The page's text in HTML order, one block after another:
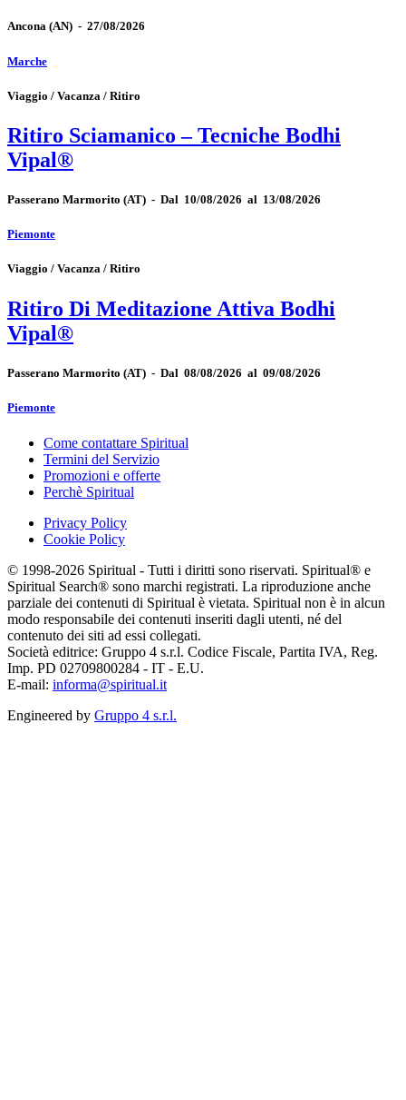
Ancona (AN) - 27/08/2026
Marche
Viaggio / Vacanza / Ritiro
Ritiro Sciamanico – Tecniche Bodhi
Vipal®
Passerano Marmorito (AT) - Dal 10/08/2026 al 13/08/2026
Piemonte
Viaggio / Vacanza / Ritiro
Ritiro Di Meditazione Attiva Bodhi
Vipal®
Passerano Marmorito (AT) - Dal 08/08/2026 al 09/08/2026
Piemonte
Come contattare Spiritual
Termini del Servizio
Promozioni e offerte
Perchè Spiritual
Privacy Policy
Cookie Policy
© 1998-2026 Spiritual - Tutti i diritti sono riservati. Spiritual® e
Spiritual Search® sono marchi registrati. La riproduzione anche
parziale dei contenuti di Spiritual è vietata. Spiritual non è in alcun
modo responsabile dei contenuti inseriti dagli utenti, né del
contenuto dei siti ad essi collegati.
Società editrice: Gruppo 4 s.r.l. Codice Fiscale, Partita IVA, Reg.
Imp. PD 02709800284 - IT - E.U.
E-mail: informa@spiritual.it
Engineered by Gruppo 4 s.r.l.